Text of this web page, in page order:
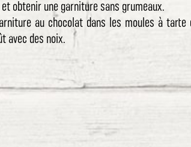
obtenir une garniture sans grumeaux.
au chocolat dans les moules à
avec des noix.